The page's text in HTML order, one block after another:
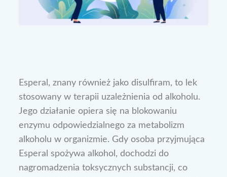
Esperal, znany również jako disulfiram, to lek
stosowany w terapii uzależnienia od alkoholu.
Jego działanie opiera się na blokowaniu
enzymu odpowiedzialnego za metabolizm
alkoholu w organizmie. Gdy osoba przyjmująca
Esperal spożywa alkohol, dochodzi do
nagromadzenia toksycznych substancji, co